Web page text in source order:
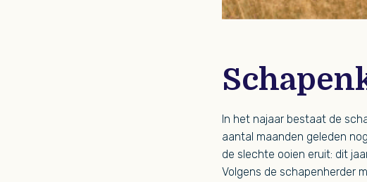
In het najaar bestaat de
aantal maanden geleden
de slechte ooien eruit: dit
Volgens de schapenherder